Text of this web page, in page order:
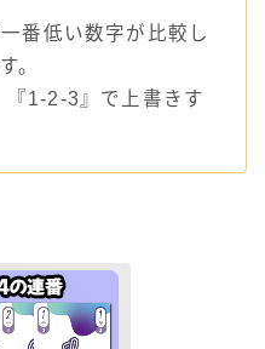
番低い数字が比較し
。
『1-2-3』で上書きす